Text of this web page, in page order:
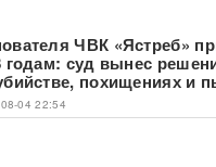
ЧВК «Ястреб»
годам: суд вынес
похищениях и
04 22:54